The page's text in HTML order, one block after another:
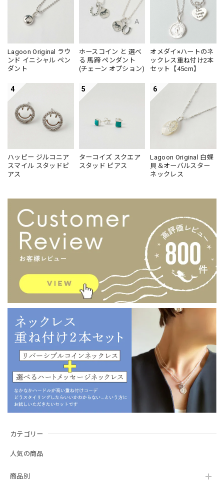
カテゴリー
人気の商品
商品別
Lagoon Original ラウ
ンド イニシャル ペン
ダント
ホースコイン と 選べ
る 馬蹄 ペンダント
(チェーン オプション)
オメダイ×ハートのネ
ックレス重ね付け2本
セット【45cm】
4
ハッピー ジルコニア
スマイル スタッドピ
アス
5
ターコイズ スクエア
スタッド ピアス
6
Lagoon Original 白蝶
貝＆オーバルスター
ネックレス